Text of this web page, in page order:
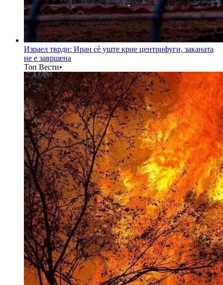
Израел тврди: Иран сè уште крие центрифуги, заканата
не е завршена
Топ Вести•